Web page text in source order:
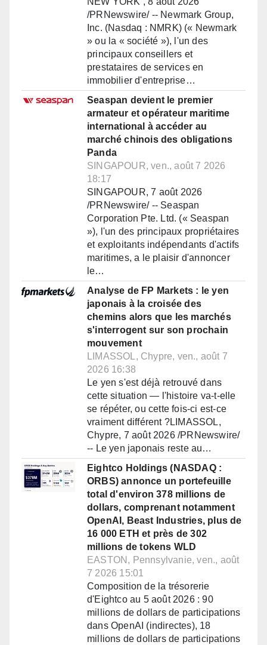
/PRNewswire/ -- Newmark Group,
Inc. (Nasdaq : NMRK) (« Newmark
» ou la « société »), l'un des
principaux conseillers et
prestataires de services en
immobilier d'entreprise…
Seaspan devient le premier
armateur et opérateur maritime
international à accéder au
marché chinois des obligations
Panda
SINGAPOUR, ven., août 7 2026
18:17
SINGAPOUR, 7 août 2026
/PRNewswire/ -- Seaspan
Corporation Pte. Ltd. (« Seaspan
»), l'un des principaux propriétaires
et exploitants indépendants d'actifs
maritimes, a le plaisir d'annoncer
le…
Analyse de FP Markets : le yen
japonais à la croisée des
chemins alors que les marchés
s'interrogent sur son prochain
mouvement
LIMASSOL, Chypre, ven., août 7
2026 16:38
Le yen s'est déjà retrouvé dans
cette situation — l'histoire va-t-elle
se répéter, ou cette fois-ci est-ce
vraiment différent ?LIMASSOL,
Chypre, 7 août 2026 /PRNewswire/
-- Le yen japonais reste au…
Eightco Holdings (NASDAQ :
ORBS) annonce un portefeuille
total d'environ 378 millions de
dollars, comprenant notamment
OpenAI, Beast Industries, plus de
16 000 ETH et près de 302
millions de tokens WLD
EASTON, Pennsylvanie, ven., août
7 2026 15:01
Composition de la trésorerie
d'Eightco au 5 août 2026 : 90
millions de dollars de participations
dans OpenAI (indirectes), 18
millions de dollars de participations